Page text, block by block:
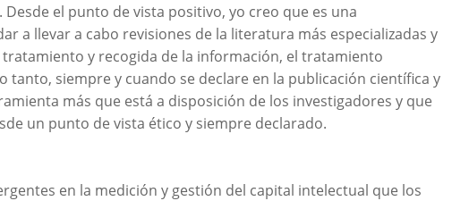
el punto de vista positivo, yo creo que es una
a llevar a cabo revisiones de la literatura más especializadas y
tratamiento y recogida de la información, el tratamiento
tanto, siempre y cuando se declare en la publicación científica y
más que está a disposición de los investigadores y que
un punto de vista ético y siempre declarado.
en la medición y gestión del capital intelectual que los